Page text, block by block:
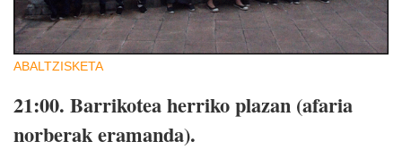
ABALTZISKETA
21:00. Barrikotea herriko plazan (afaria
norberak eramanda).